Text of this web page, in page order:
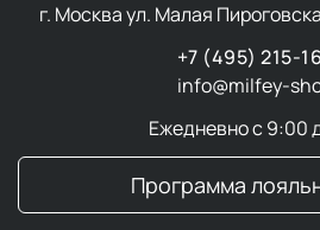
г. Москва ул. Малая
+7 (495) 215-
info@milfey-
Ежедневно с 9:00
Программа